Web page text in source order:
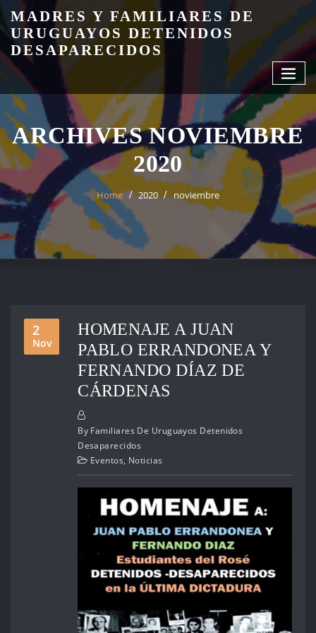
Skip
to
content
MADRES Y FAMILIARES DE
URUGUAYOS DETENIDOS
DESAPARECIDOS
ARCHIVES NOVIEMBRE
2020
Home 2020 noviembre
2
Nov
HOMENAJE A JUAN
PABLO ERRANDONEA Y
FERNANDO DÍAZ DE
CÁRDENAS
By Familiares De Uruguayos Detenidos
Desaparecidos
Eventos, Noticias